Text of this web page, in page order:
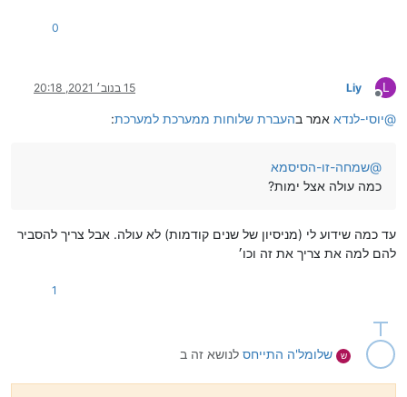
0
L
מנותק
Liy 15 בנוב׳ 2021, 20:18
@יוסי-לנדא אמר בהעברת שלוחות ממערכת למערכת:
@שמחה-זו-הסיסמא
כמה עולה אצל ימות?
עד כמה שידוע לי (מניסיון של שנים קודמות) לא עולה. אבל צריך להסביר
להם למה את צריך את זה וכו׳
1
ש שלומל'ה התייחס לנושא זה ב